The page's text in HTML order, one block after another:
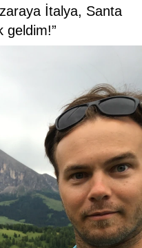
İtalya, Santa
geldim!”